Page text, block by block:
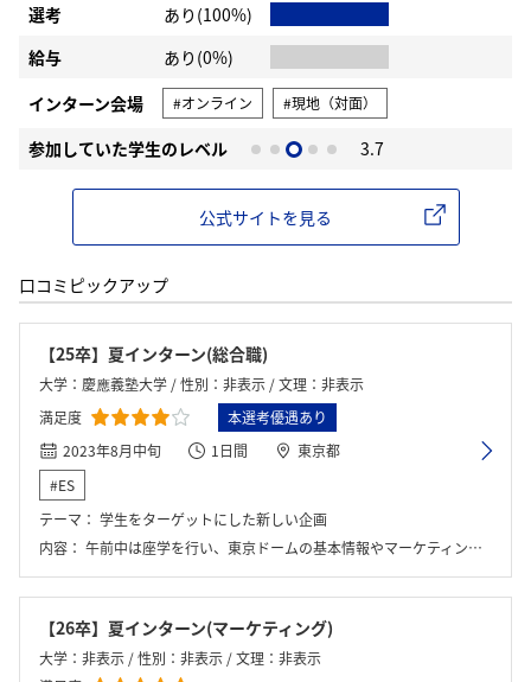
選考
あり(100%)
給与
あり(0%)
インターン会場
#オンライン #現地（対面）
参加していた学生のレベル 3.7
公式サイトを見る
口コミピックアップ
【25卒】夏インターン(総合職)
大学：慶應義塾大学 / 性別：非表示 / 文理：非表示
満足度
本選考優遇あり
2023年8月中旬
1日間
東京都
#ES
テーマ： 学生をターゲットにした新しい企画
内容： 午前中は座学を行い、東京ドームの基本情報やマーケティングについて学んだ。その後グループに分かれて、お昼は東京ドームシティの見学に行った。午後からテーマについてグループワークを行い、発表と講評、座談会を行った。
【26卒】夏インターン(マーケティング)
大学：非表示 / 性別：非表示 / 文理：非表示